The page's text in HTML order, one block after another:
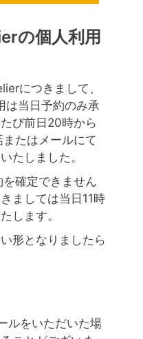
の個人利用
につきまして、
は当日予約のみ承
び前日20時から
たはメールにて
たしました。
確定できません
ましては当日11時
します。
形となりましたら
ルをいただいた場